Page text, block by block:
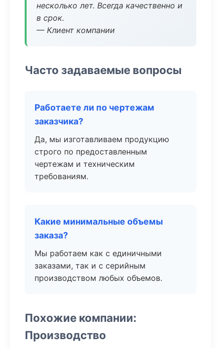
несколько лет. Всегда качественно и
в срок.
— Клиент компании
Часто задаваемые вопросы
Работаете ли по чертежам
заказчика?
Да, мы изготавливаем продукцию
строго по предоставленным
чертежам и техническим
требованиям.
Какие минимальные объемы
заказа?
Мы работаем как с единичными
заказами, так и с серийным
производством любых объемов.
Похожие компании:
Производство